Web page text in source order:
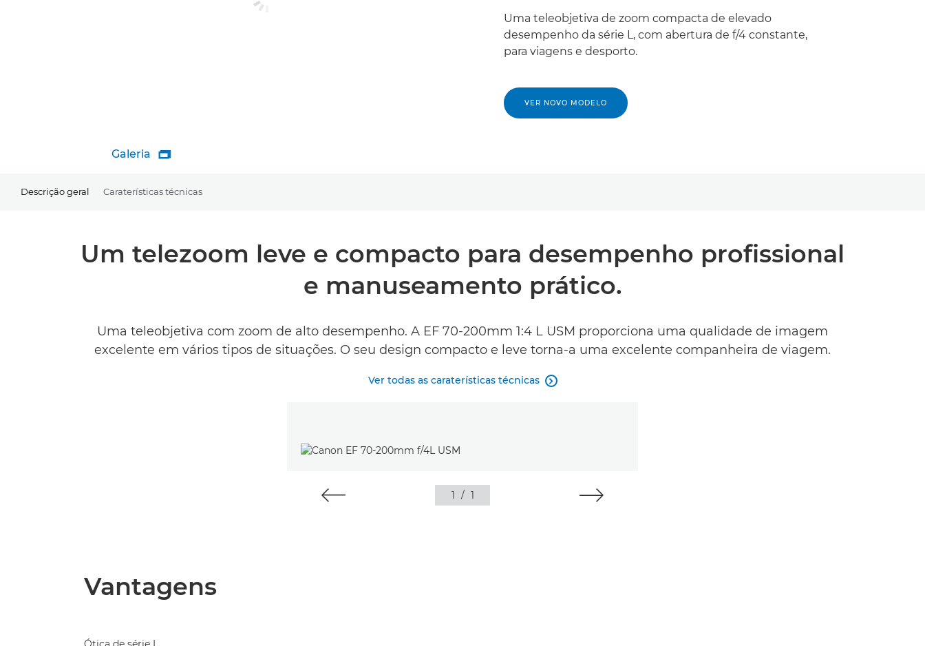
Galeria 
Uma teleobjetiva de zoom compacta de elevado
desempenho da série L, com abertura de f/4 constante,
para viagens e desporto.
VER NOVO MODELO
Descrição geral Caraterísticas técnicas
Um telezoom leve e compacto para desempenho profissional
e manuseamento prático.
Uma teleobjetiva com zoom de alto desempenho. A EF 70-200mm 1:4 L USM proporciona uma qualidade de imagem
excelente em vários tipos de situações. O seu design compacto e leve torna-a uma excelente companheira de viagem.
Ver todas as caraterísticas técnicas 
1 / 1
Vantagens